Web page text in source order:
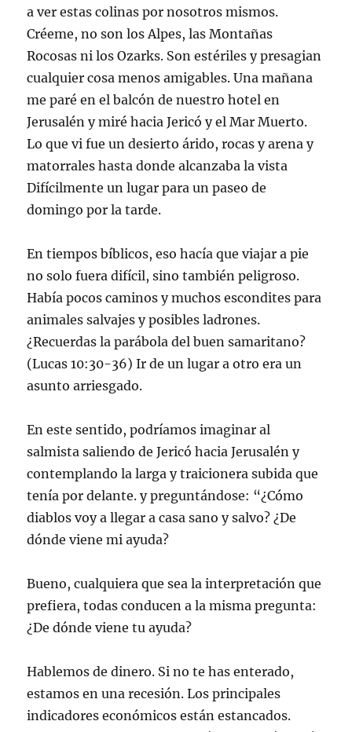
a ver estas colinas por nosotros mismos.
Créeme, no son los Alpes, las Montañas
Rocosas ni los Ozarks. Son estériles y presagian
cualquier cosa menos amigables. Una mañana
me paré en el balcón de nuestro hotel en
Jerusalén y miré hacia Jericó y el Mar Muerto.
Lo que vi fue un desierto árido, rocas y arena y
matorrales hasta donde alcanzaba la vista
Difícilmente un lugar para un paseo de
domingo por la tarde.
En tiempos bíblicos, eso hacía que viajar a pie
no solo fuera difícil, sino también peligroso.
Había pocos caminos y muchos escondites para
animales salvajes y posibles ladrones.
¿Recuerdas la parábola del buen samaritano?
(Lucas 10:30-36) Ir de un lugar a otro era un
asunto arriesgado.
En este sentido, podríamos imaginar al
salmista saliendo de Jericó hacia Jerusalén y
contemplando la larga y traicionera subida que
tenía por delante. y preguntándose: “¿Cómo
diablos voy a llegar a casa sano y salvo? ¿De
dónde viene mi ayuda?
Bueno, cualquiera que sea la interpretación que
prefiera, todas conducen a la misma pregunta:
¿De dónde viene tu ayuda?
Hablemos de dinero. Si no te has enterado,
estamos en una recesión. Los principales
indicadores económicos están estancados.